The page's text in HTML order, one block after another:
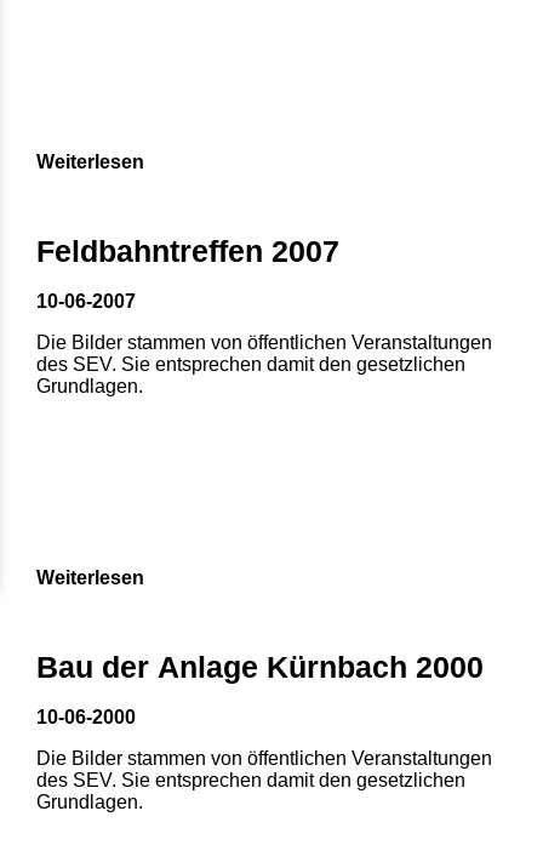
Weiterlesen
Feldbahntreffen 2007
10-06-2007
Die Bilder stammen von öffentlichen Veranstaltungen
des SEV. Sie entsprechen damit den gesetzlichen
Grundlagen.
Weiterlesen
Bau der Anlage Kürnbach 2000
10-06-2000
Die Bilder stammen von öffentlichen Veranstaltungen
des SEV. Sie entsprechen damit den gesetzlichen
Grundlagen.